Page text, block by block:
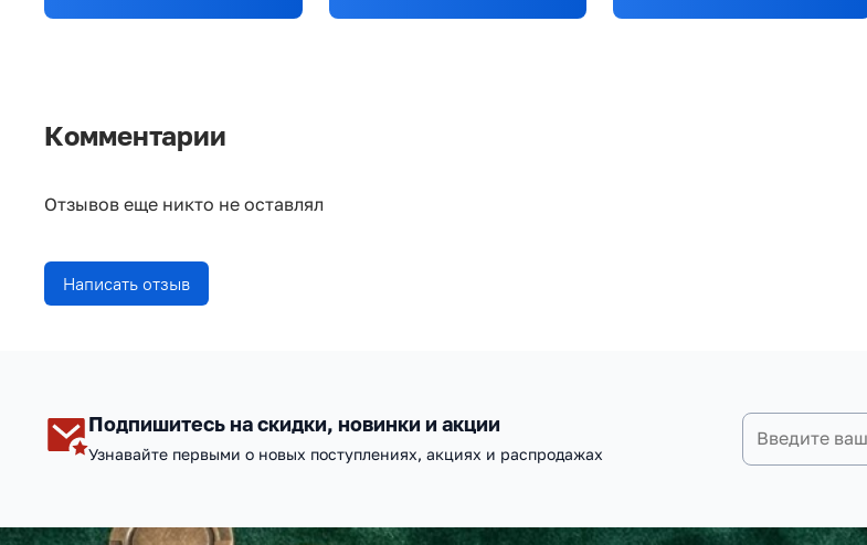
Комментарии
Отзывов еще никто не оставлял
Написать отзыв
Подпишитесь на скидки, новинки и акции
Узнавайте первыми о новых поступлениях, акциях и распродажах